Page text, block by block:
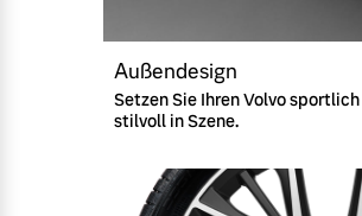
Außendesign
Setzen Sie Ihren Volvo
stilvoll in Szene.